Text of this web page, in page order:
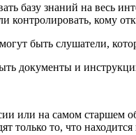
базу знаний на весь
контролировать, кому
быть слушатели,
документы и
или на самом старшем
только то, что